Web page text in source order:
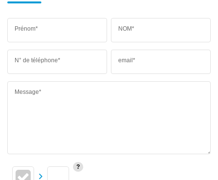
Prénom* NOM*
N° de téléphone* email*
Message*